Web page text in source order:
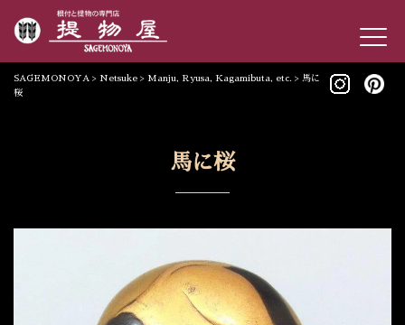
SAGEMONOYA > Netsuke > Manju, Ryusa, Kagamibuta, etc. > 馬に
桜
馬に桜